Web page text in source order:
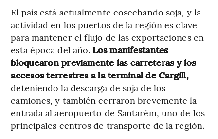
El país está actualmente cosechando soja, y la
actividad en los puertos de la región es clave
para mantener el flujo de las exportaciones en
esta época del año. Los manifestantes
bloquearon previamente las carreteras y los
accesos terrestres a la terminal de Cargill,
deteniendo la descarga de soja de los
camiones, y también cerraron brevemente la
entrada al aeropuerto de Santarém, uno de los
principales centros de transporte de la región.